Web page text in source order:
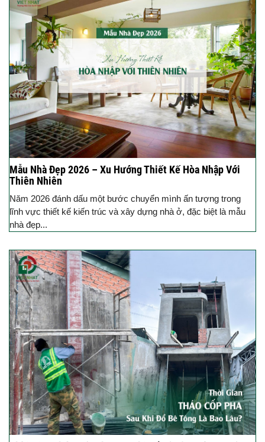
Mẫu Nhà Đẹp 2026 – Xu Hướng Thiết Kế Hòa Nhập Với
Thiên Nhiên
Năm 2026 đánh dấu một bước chuyển mình ấn tượng trong
lĩnh vực thiết kế kiến trúc và xây dựng nhà ở, đặc biệt là mẫu
nhà đẹp...